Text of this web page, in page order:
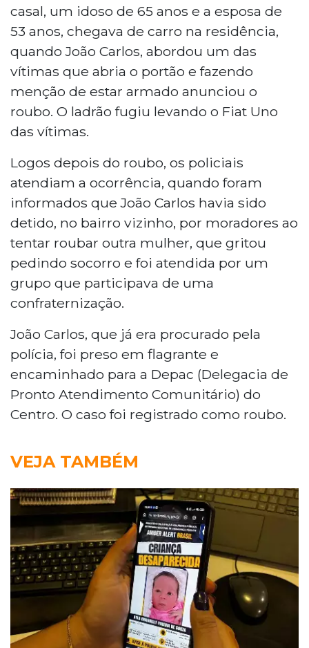
casal, um idoso de 65 anos e a esposa de
53 anos, chegava de carro na residência,
quando João Carlos, abordou um das
vítimas que abria o portão e fazendo
menção de estar armado anunciou o
roubo. O ladrão fugiu levando o Fiat Uno
das vítimas.
Logos depois do roubo, os policiais
atendiam a ocorrência, quando foram
informados que João Carlos havia sido
detido, no bairro vizinho, por moradores ao
tentar roubar outra mulher, que gritou
pedindo socorro e foi atendida por um
grupo que participava de uma
confraternização.
João Carlos, que já era procurado pela
polícia, foi preso em flagrante e
encaminhado para a Depac (Delegacia de
Pronto Atendimento Comunitário) do
Centro. O caso foi registrado como roubo.
VEJA TAMBÉM